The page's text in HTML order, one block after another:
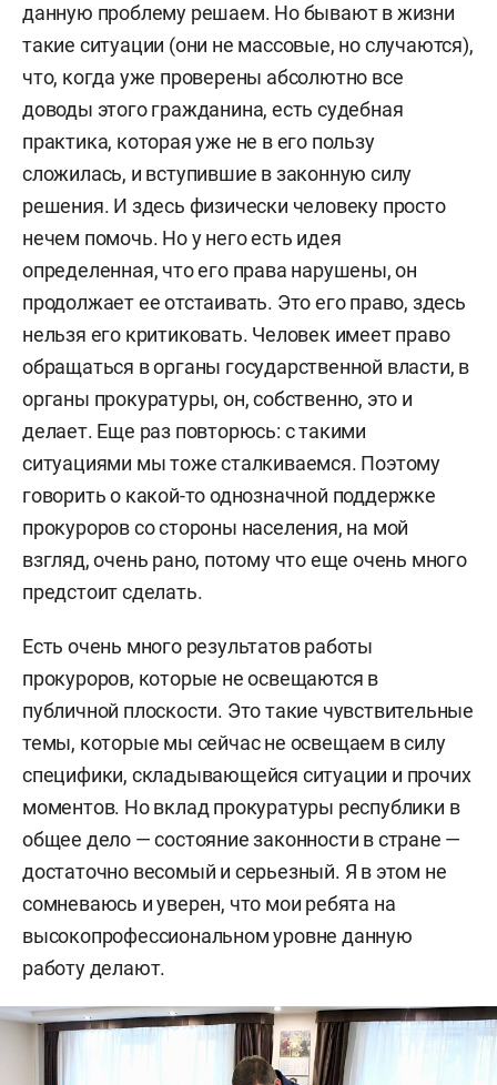
данную проблему решаем. Но бывают в жизни
такие ситуации (они не массовые, но случаются),
что, когда уже проверены абсолютно все
доводы этого гражданина, есть судебная
практика, которая уже не в его пользу
сложилась, и вступившие в законную силу
решения. И здесь физически человеку просто
нечем помочь. Но у него есть идея
определенная, что его права нарушены, он
продолжает ее отстаивать. Это его право, здесь
нельзя его критиковать. Человек имеет право
обращаться в органы государственной власти, в
органы прокуратуры, он, собственно, это и
делает. Еще раз повторюсь: с такими
ситуациями мы тоже сталкиваемся. Поэтому
говорить о какой-то однозначной поддержке
прокуроров со стороны населения, на мой
взгляд, очень рано, потому что еще очень много
предстоит сделать.
Есть очень много результатов работы
прокуроров, которые не освещаются в
публичной плоскости. Это такие чувствительные
темы, которые мы сейчас не освещаем в силу
специфики, складывающейся ситуации и прочих
моментов. Но вклад прокуратуры республики в
общее дело — состояние законности в стране —
достаточно весомый и серьезный. Я в этом не
сомневаюсь и уверен, что мои ребята на
высокопрофессиональном уровне данную
работу делают.